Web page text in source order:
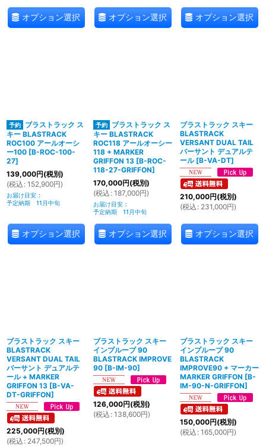
オプション選択 オプション選択 オプション選択
ブラストラック ス
キー BLASTRACK
ROC100 アールオーシ
ー100 [B-ROC-100-
27]
139,000円(税別)
(税込 : 152,900円)
お届け目安 :
予定納期 11月中旬
オプション選択
ブラストラック ス
キー BLASTRACK
ROC118 アールオーシー
118 + MARKER
GRIFFON 13 [B-ROC-
118-27-GRIFFON]
170,000円(税別)
(税込 : 187,000円)
お届け目安 :
予定納期 11月中旬
オプション選択
ブラストラック スキー
BLASTRACK
VERSANT DUAL TAIL
バーサント デュアルテ
ール [B-VA-DT]
210,000円(税別)
(税込 : 231,000円)
オプション選択
ブラストラック スキー
BLASTRACK
VERSANT DUAL TAIL
バーサント デュアルテ
ール + MARKER
GRIFFON 13 [B-VA-
DT-GRIFFON]
225,000円(税別)
(税込 : 247,500円)
ブラストラック スキー
インプルーブ 90
BLASTRACK IMPROVE
90 [B-IM-90]
126,000円(税別)
(税込 : 138,600円)
ブラストラック スキー
インプルーブ 90
BLASTRACK
IMPROVE90 + マーカー
MARKER GRIFFON [B-
IM-90-N-GRIFFON]
150,000円(税別)
(税込 : 165,000円)